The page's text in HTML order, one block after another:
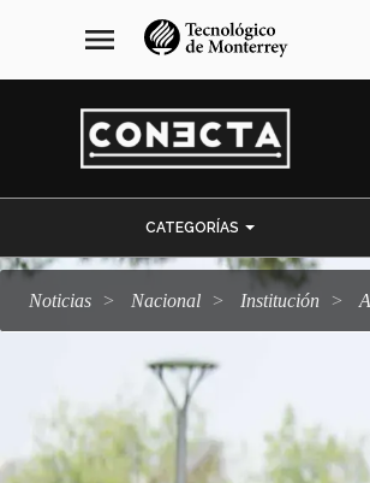
navegación
principal
menu
CATEGORÍAS
Noticias Nacional Institución